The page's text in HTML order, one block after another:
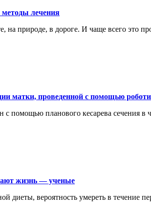
методы лечения
природе, в дороге. И чаще всего это
матки, проведенной с помощью
помощью планового кесарева сечения в
жизнь — ученые
диеты, вероятность умереть в течение